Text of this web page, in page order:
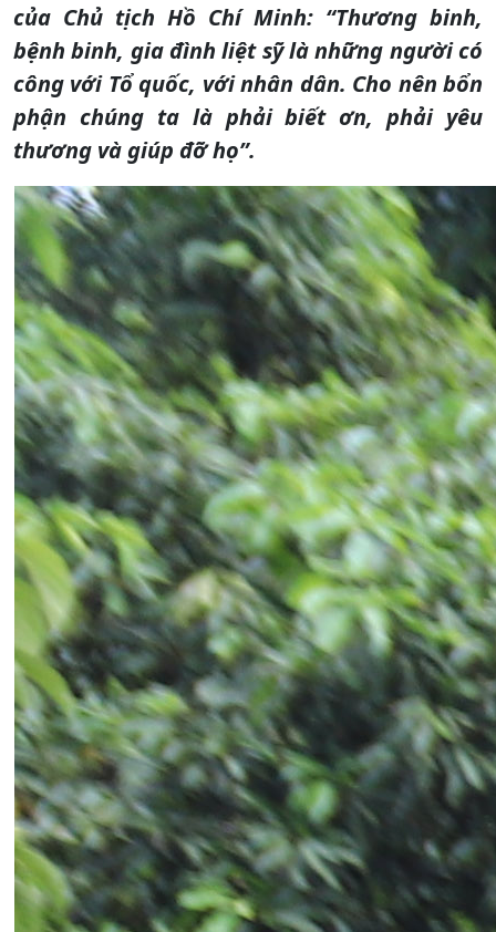
của Chủ tịch Hồ Chí Minh: “Thương binh,
bệnh binh, gia đình liệt sỹ là những người có
công với Tổ quốc, với nhân dân. Cho nên bổn
phận chúng ta là phải biết ơn, phải yêu
thương và giúp đỡ họ”.